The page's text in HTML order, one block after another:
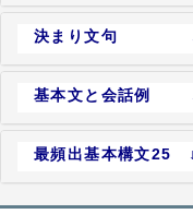
決まり文句
基本文と会話例
最頻出基本構文25 ↓